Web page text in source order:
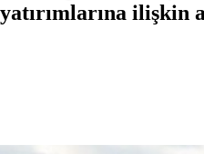
ilişkin